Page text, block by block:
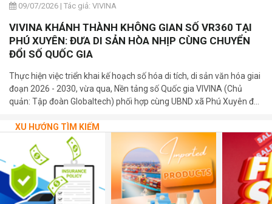
09/07/2026 | Tác giả: VIVINA
VIVINA KHÁNH THÀNH KHÔNG GIAN SỐ VR360 TẠI
PHÚ XUYÊN: ĐƯA DI SẢN HÒA NHỊP CÙNG CHUYỂN
ĐỔI SỐ QUỐC GIA
Thực hiện việc triển khai kế hoạch số hóa di tích, di sản văn hóa giai
đoạn 2026 - 2030, vừa qua, Nền tảng số Quốc gia VIVINA (Chủ
quản: Tập đoàn Globaltech) phối hợp cùng UBND xã Phú Xuyên đã
hóa tại các di tích cấp Quốc gia trên địa bàn xã.
XU HƯỚNG TÌM KIẾM